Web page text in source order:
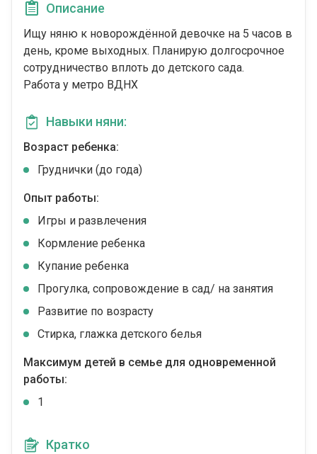
Описание
Ищу няню к новорождённой девочке на 5 часов в
день, кроме выходных. Планирую долгосрочное
сотрудничество вплоть до детского сада.
Работа у метро ВДНХ
Навыки няни:
Возраст ребенка:
Груднички (до года)
Опыт работы:
Игры и развлечения
Кормление ребенка
Купание ребенка
Прогулка, сопровождение в сад/ на занятия
Развитие по возрасту
Стирка, глажка детского белья
Максимум детей в семье для одновременной
работы:
1
Кратко